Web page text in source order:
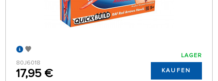
80J6018
17,95 €
LAGER
KAUFEN